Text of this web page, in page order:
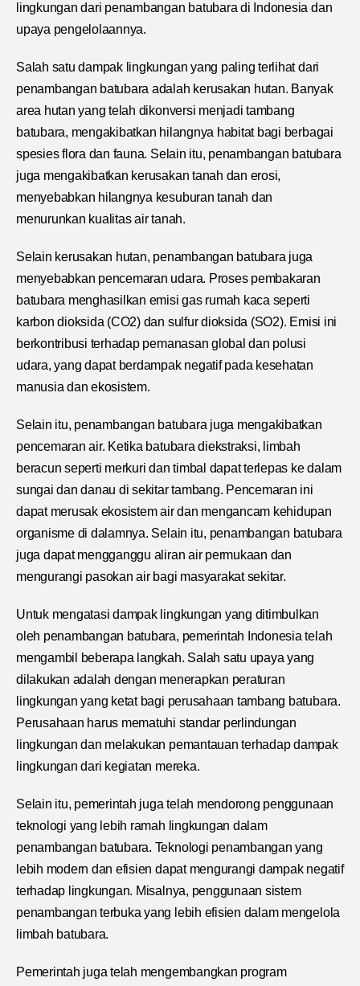
lingkungan dari penambangan batubara di Indonesia dan
upaya pengelolaannya.
Salah satu dampak lingkungan yang paling terlihat dari
penambangan batubara adalah kerusakan hutan. Banyak
area hutan yang telah dikonversi menjadi tambang
batubara, mengakibatkan hilangnya habitat bagi berbagai
spesies flora dan fauna. Selain itu, penambangan batubara
juga mengakibatkan kerusakan tanah dan erosi,
menyebabkan hilangnya kesuburan tanah dan
menurunkan kualitas air tanah.
Selain kerusakan hutan, penambangan batubara juga
menyebabkan pencemaran udara. Proses pembakaran
batubara menghasilkan emisi gas rumah kaca seperti
karbon dioksida (CO2) dan sulfur dioksida (SO2). Emisi ini
berkontribusi terhadap pemanasan global dan polusi
udara, yang dapat berdampak negatif pada kesehatan
manusia dan ekosistem.
Selain itu, penambangan batubara juga mengakibatkan
pencemaran air. Ketika batubara diekstraksi, limbah
beracun seperti merkuri dan timbal dapat terlepas ke dalam
sungai dan danau di sekitar tambang. Pencemaran ini
dapat merusak ekosistem air dan mengancam kehidupan
organisme di dalamnya. Selain itu, penambangan batubara
juga dapat mengganggu aliran air permukaan dan
mengurangi pasokan air bagi masyarakat sekitar.
Untuk mengatasi dampak lingkungan yang ditimbulkan
oleh penambangan batubara, pemerintah Indonesia telah
mengambil beberapa langkah. Salah satu upaya yang
dilakukan adalah dengan menerapkan peraturan
lingkungan yang ketat bagi perusahaan tambang batubara.
Perusahaan harus mematuhi standar perlindungan
lingkungan dan melakukan pemantauan terhadap dampak
lingkungan dari kegiatan mereka.
Selain itu, pemerintah juga telah mendorong penggunaan
teknologi yang lebih ramah lingkungan dalam
penambangan batubara. Teknologi penambangan yang
lebih modern dan efisien dapat mengurangi dampak negatif
terhadap lingkungan. Misalnya, penggunaan sistem
penambangan terbuka yang lebih efisien dalam mengelola
limbah batubara.
Pemerintah juga telah mengembangkan program